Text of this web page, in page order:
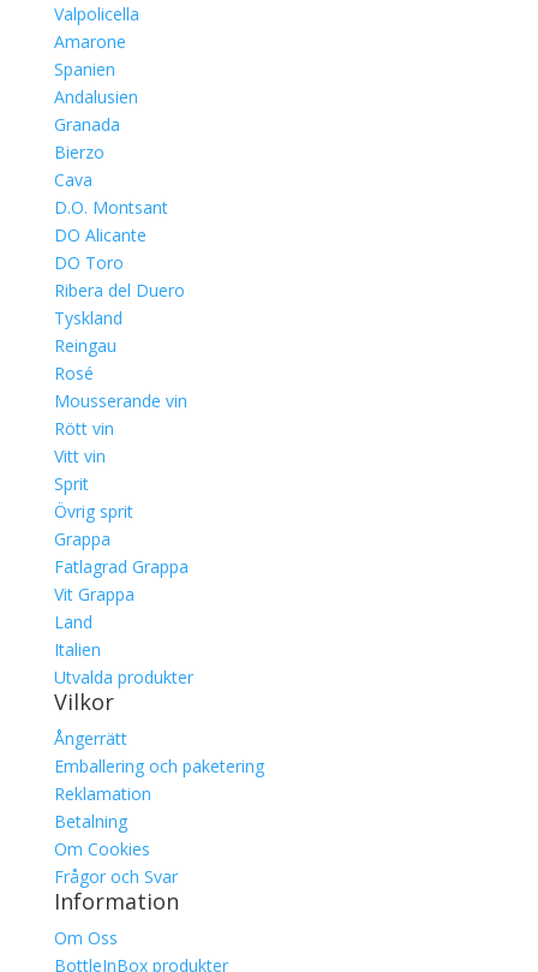
Valpolicella
Amarone
Spanien
Andalusien
Granada
Bierzo
Cava
D.O. Montsant
DO Alicante
DO Toro
Ribera del Duero
Tyskland
Reingau
Rosé
Mousserande vin
Rött vin
Vitt vin
Sprit
Övrig sprit
Grappa
Fatlagrad Grappa
Vit Grappa
Land
Italien
Utvalda produkter
Vilkor
Ångerrätt
Emballering och paketering
Reklamation
Betalning
Om Cookies
Frågor och Svar
Information
Om Oss
BottleInBox produkter